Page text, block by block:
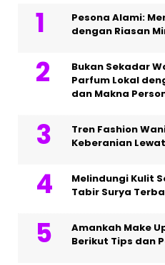
Pesona Alami:
dengan Riasan
Bukan Sekadar
Parfum Lokal
dan Makna
Tren Fashion
Keberanian
Melindungi Kulit
Tabir Surya
Amankah Make
Berikut Tips dan